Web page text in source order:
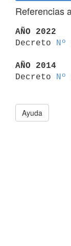
Referencias
AÑO 2022
Decreto
AÑO 2014
Decreto
Ayuda